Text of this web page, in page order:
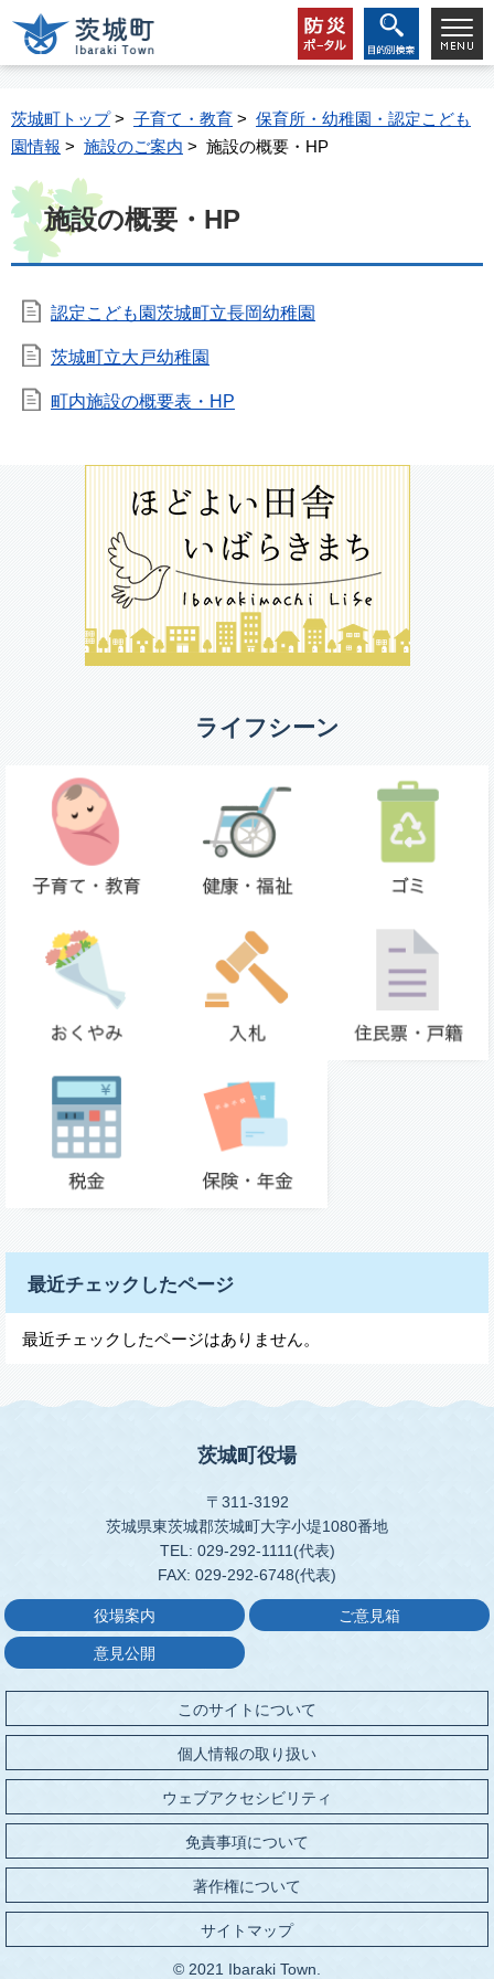
茨城町トップ> 子育て・教育 > 保育所・幼稚園・認定こども
園情報 > 施設のご案内 > 施設の概要・HP
施設の概要・HP
認定こども園茨城町立長岡幼稚園
茨城町立大戸幼稚園
町内施設の概要表・HP
ライフシーン
最近チェックしたページ
最近チェックしたページはありません。
茨城町役場
〒311-3192
茨城県東茨城郡茨城町大字小堤1080番地
TEL: 029-292-1111(代表)
FAX: 029-292-6748(代表)
役場案内 ご意見箱
意見公開
このサイトについて
個人情報の取り扱い
ウェブアクセシビリティ
免責事項について
著作権について
サイトマップ
© 2021 Ibaraki Town.